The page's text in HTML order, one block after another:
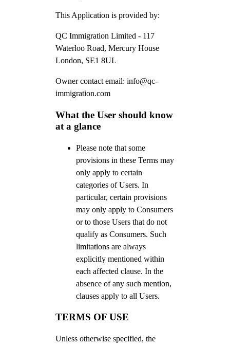
This Application is provided by:
QC Immigration Limited - 117
Waterloo Road, Mercury House
London, SE1 8UL
Owner contact email: info@qc-
immigration.com
What the User should know
at a glance
Please note that some
provisions in these Terms may
only apply to certain
categories of Users. In
particular, certain provisions
may only apply to Consumers
or to those Users that do not
qualify as Consumers. Such
limitations are always
explicitly mentioned within
each affected clause. In the
absence of any such mention,
clauses apply to all Users.
TERMS OF USE
Unless otherwise specified, the